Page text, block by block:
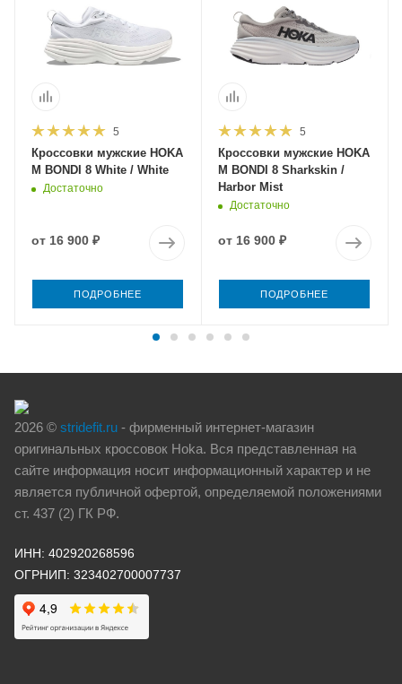
5
Кроссовки мужские HOKA
M BONDI 8 White / White
Достаточно
от 16 900 ₽
ПОДРОБНЕЕ
5
Кроссовки мужские HOKA
M BONDI 8 Sharkskin /
Harbor Mist
Достаточно
от 16 900 ₽
ПОДРОБНЕЕ
2026 © stridefit.ru - фирменный интернет-магазин
оригинальных кроссовок Hoka. Вся представленная на
сайте информация носит информационный характер и не
является публичной офертой, определяемой положениями
ст. 437 (2) ГК РФ.
ИНН: 402920268596
ОГРНИП: 323402700007737